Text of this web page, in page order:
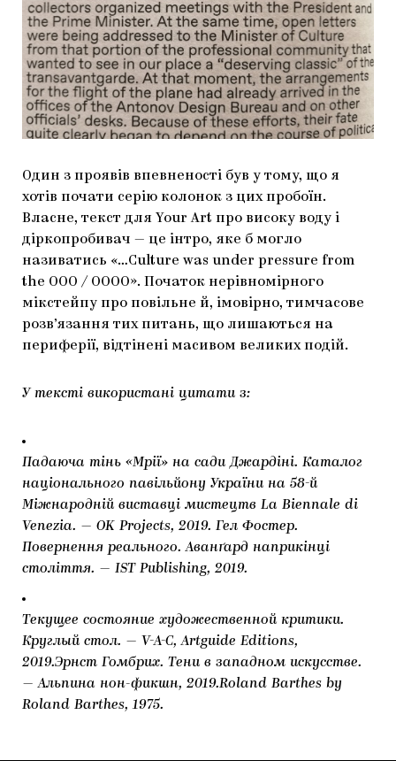
Один з проявів впевненості був у тому, що я
хотів почати серію колонок з цих пробоїн.
Власне, текст для Your Art про високу воду і
діркопробивач — це інтро, яке б могло
називатись «…Culture was under pressure from
the OOO / ОООО». Початок нерівномірного
мікстейпу про повільне й, імовірно, тимчасове
розв’язання тих питань, що лишаються на
периферії, відтінені масивом великих подій.
У тексті використані цитати з:
Падаюча тінь «Мрії» на сади Джардіні. Каталог
національного павільйону України на 58-й
Міжнародній виставці мистецтв La Biennale di
Venezia. — OK Projects, 2019. Гел Фостер.
Повернення реального. Аванґард наприкінці
століття. — IST Publishing, 2019.
Текущее состояние художественной критики.
Круглый стол. — V-A-C, Artguide Editions,
2019.Эрнст Гомбрих. Тени в западном искусстве.
— Альпина нон-фикшн, 2019.Roland Barthes by
Roland Barthes, 1975.